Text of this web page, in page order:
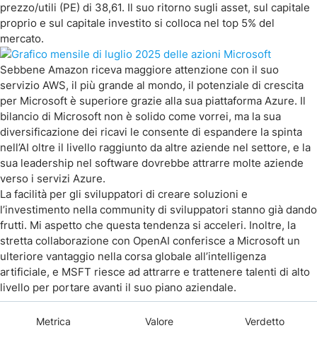
prezzo/utili (PE) di 38,61. Il suo ritorno sugli asset, sul capitale
proprio e sul capitale investito si colloca nel top 5% del
mercato.
Sebbene Amazon riceva maggiore attenzione con il suo
servizio AWS, il più grande al mondo, il potenziale di crescita
per Microsoft è superiore grazie alla sua piattaforma Azure. Il
bilancio di Microsoft non è solido come vorrei, ma la sua
diversificazione dei ricavi le consente di espandere la spinta
nell’AI oltre il livello raggiunto da altre aziende nel settore, e la
sua leadership nel software dovrebbe attrarre molte aziende
verso i servizi Azure.
La facilità per gli sviluppatori di creare soluzioni e
l’investimento nella community di sviluppatori stanno già dando
frutti. Mi aspetto che questa tendenza si acceleri. Inoltre, la
stretta collaborazione con OpenAI conferisce a Microsoft un
ulteriore vantaggio nella corsa globale all’intelligenza
artificiale, e MSFT riesce ad attrarre e trattenere talenti di alto
livello per portare avanti il suo piano aziendale.
Metrica Valore Verdetto